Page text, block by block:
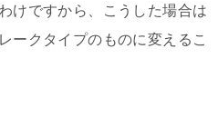
けですから、こうした場合は
ークタイプのものに変えるこ